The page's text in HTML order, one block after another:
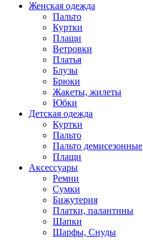
Женская одежда
Пальто
Куртки
Плащи
Ветровки
Платья
Блузы
Брюки
Жакеты, жилеты
Юбки
Детская одежда
Куртки
Пальто
Пальто демисезонные
Плащи
Аксессуары
Ремни
Сумки
Бижутерия
Платки, палантины
Шапки
Шарфы, Снуды